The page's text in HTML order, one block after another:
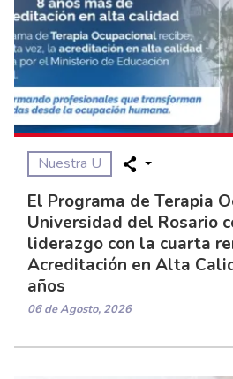
Nuestra U
El Programa de Terapia
Universidad del Rosario
liderazgo con la cuarta
Acreditación en Alta
años
06 de Agosto, 2026